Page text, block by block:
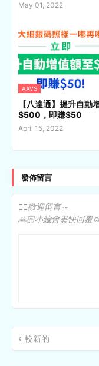
May 01, 2022
AAVS
【八達通】提升自動
$500，即賺$50
April 15, 2022
發佈留言
✍🏻歡迎留言～
🙏🏻小編會盡快回覆☺️
較新的